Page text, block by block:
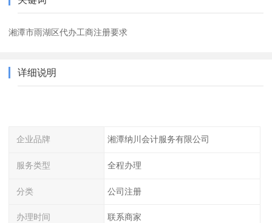
湘潭市雨湖区代办工商注册要求
详细说明
企业品牌 湘潭纳川会计服务有限公司
服务类型 全程办理
分类 公司注册
办理时间 联系商家